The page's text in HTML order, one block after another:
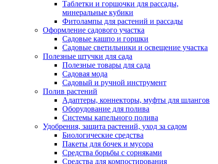
Таблетки и горшочки для рассады,
минеральные кубики
Фитолампы для растений и рассады
Оформление садового участка
Садовые кашпо и горшки
Садовые светильники и освещение участка
Полезные штучки для сада
Полезные товары для сада
Садовая мода
Садовый и ручной инструмент
Полив растений
Адаптеры, коннекторы, муфты для шлангов
Оборудование для полива
Системы капельного полива
Удобрения, защита растений, уход за садом
Биологические средства
Пакеты для бочек и мусора
Средства борьбы с сорняками
Средства для компостирования